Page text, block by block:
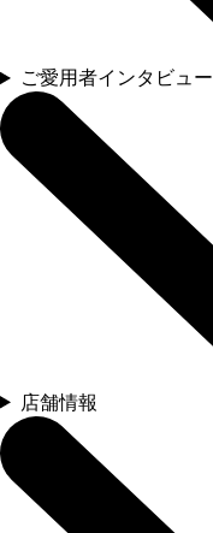
ご愛用者インタビュー
店舗情報